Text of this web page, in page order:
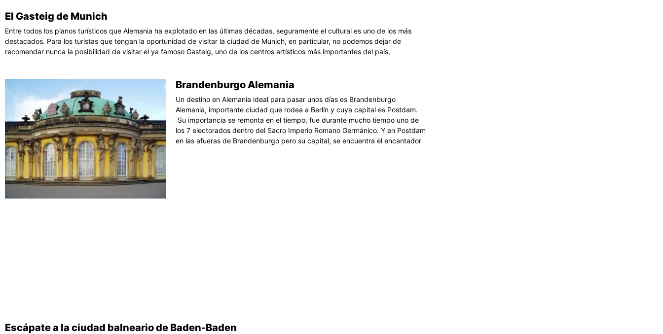
El Gasteig de Munich
Entre todos los planos turísticos que Alemania ha explotado en las últimas décadas, seguramente el cultural es uno de los más
destacados. Para los turistas que tengan la oportunidad de visitar la ciudad de Munich, en particular, no podemos dejar de
recomendar nunca la posibilidad de visitar el ya famoso Gasteig, uno de los centros artísticos más importantes del país,
Brandenburgo Alemania
Un destino en Alemania ideal para pasar unos días es Brandenburgo
Alemania, importante ciudad que rodea a Berlín y cuya capital es Postdam.
Su importancia se remonta en el tiempo, fue durante mucho tiempo uno de
los 7 electorados dentro del Sacro Imperio Romano Germánico. Y en Postdam
en las afueras de Brandenburgo pero su capital, se encuentra el encantador
Escápate a la ciudad balneario de Baden-Baden